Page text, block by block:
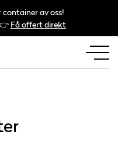
container av oss!
Få offert direkt